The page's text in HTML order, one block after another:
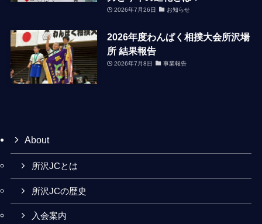
2026年7月26日 お知らせ
2026年度わんぱく相撲大会所沢場
所 結果報告
2026年7月8日 事業報告
About
所沢JCとは
所沢JCの歴史
入会案内